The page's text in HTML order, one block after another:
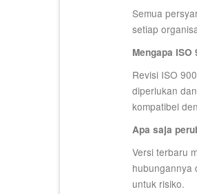
Semua
setiap
Mengapa
Revisi ISO
diperlukan
kompatibel
Apa saja
Versi terbaru
hubungannya
untuk risiko.